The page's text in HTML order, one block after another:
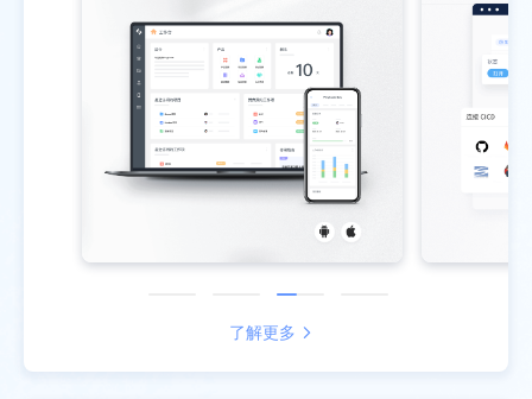
了解更多